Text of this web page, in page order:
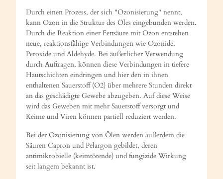
Durch einen Prozess, der sich "Ozonisierung" nennt,
kann Ozon in die Struktur des Öles eingebunden werden.
Durch die Reaktion einer Fettsäure mit Ozon entstehen
neue, reaktionsfähige Verbindungen wie Ozonide,
Peroxide und Aldehyde. Bei äußerlicher Verwendung
durch Auftragen, können diese Verbindungen in tiefere
Hautschichten eindringen und hier den in ihnen
enthaltenen Sauerstoff (O2) über mehrere Stunden direkt
an das geschädigte Gewebe abzugeben. Auf diese Weise
wird das Geweben mit mehr Sauerstoff versorgt und
Keime und Viren können partiell reduziert werden.
Bei der Ozonisierung von Ölen werden außerdem die
Säuren Capron und Pelargon gebildet, deren
antimikrobielle (keimtötende) und fungizide Wirkung
seit langem bekannt ist.